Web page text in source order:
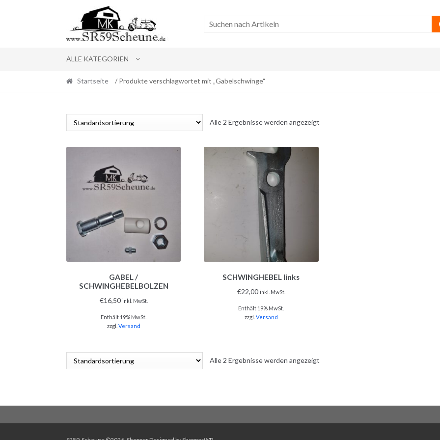
navigation
content
ALLE KATEGORIEN
Startseite / Produkte verschlagwortet mit „Gabelschwinge“
Alle 2 Ergebnisse werden angezeigt
GABEL /
SCHWINGHEBELBOLZEN
€16,50 inkl. MwSt.
Enthält 19% MwSt.
zzgl. Versand
SCHWINGHEBEL links
€22,00 inkl. MwSt.
Enthält 19% MwSt.
zzgl. Versand
Alle 2 Ergebnisse werden angezeigt